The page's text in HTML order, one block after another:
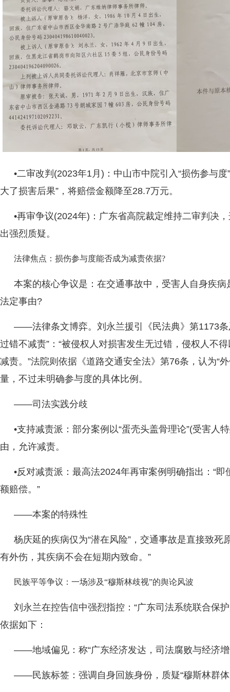
•二审改判(2023年1月)：中山市中院引入“损伤参与
大了损害后果”，将赔偿金额降至28.7万元。
•再审争议(2024年)：广东省高院裁定维持二审判决
出强烈质疑。
法律焦点：损伤参与度能否成为减责依据?
本案的核心争议是：在交通事故中，受害人自身疾
法定事由?
——法律条文博弈。刘永兰援引《民法典》第1173条
过错不减责”：“被侵权人对损害发生无过错，侵权人不
减责。”法院则依据《道路交通安全法》第76条，认为“
量，不过未明确参与度的具体比例。
——司法实践分歧
•支持减责派：部分案例以“蛋壳头盖骨理论”(受害人
由，允许减责。
•反对减责派：最高法2024年再审案例明确指出：“
额赔偿。”
——本案的特殊性
杨庆延的疾病仅为“潜在风险”，交通事故是直接致死
有外伤，其疾病不会在短期内致命。”
民族平等争议：一场涉及“穆斯林歧视”的舆论风波
刘永兰在控告信中强烈指控：“广东司法系统联合保
依据如下：
——地域偏见：称“广东经济发达，司法腐败与经济
——民族标签：强调自身回族身份，质疑“穆斯林群体